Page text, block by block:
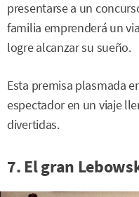
presentarse a un
familia emprenderá un
logre alcanzar su sueño.
Esta premisa plasmada
espectador en un viaje
divertidas.
7. El gran